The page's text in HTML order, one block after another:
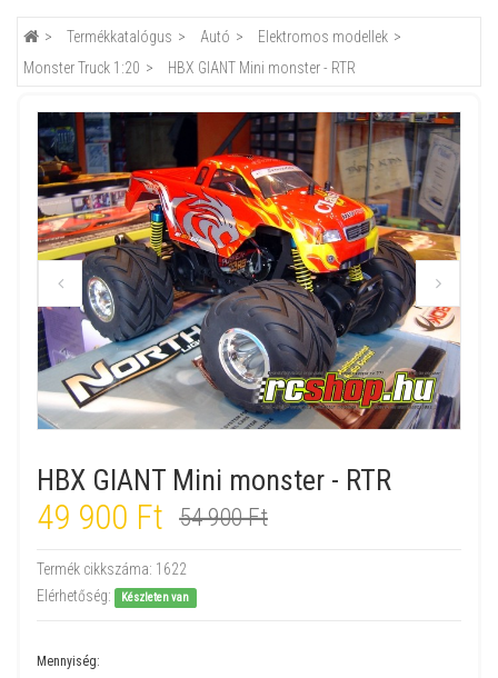
Termékkatalógus Autó
Elektromos modellek
Monster Truck 1:20
HBX GIANT Mini monster - RTR
HBX GIANT Mini monster - RTR
49 900 Ft 54 900 Ft
Termék cikkszáma: 1622
Elérhetőség:
Készleten van
Mennyiség: